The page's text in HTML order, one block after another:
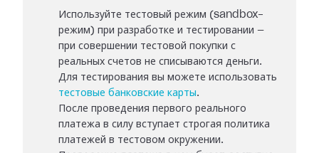
Используйте тестовый режим (sandbox-
режим) при разработке и тестировании —
при совершении тестовой покупки с
реальных счетов не списываются деньги.
Для тестирования вы можете использовать
тестовые банковские карты.
После проведения первого реального
платежа в силу вступает строгая политика
платежей в тестовом окружении.